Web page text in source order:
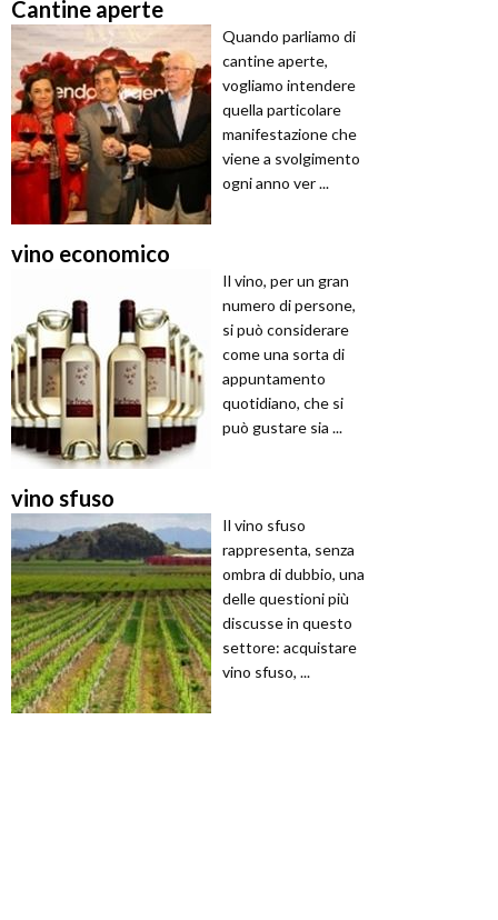
Cantine aperte
Quando parliamo di
cantine aperte,
vogliamo intendere
quella particolare
manifestazione che
viene a svolgimento
ogni anno ver ...
vino economico
Il vino, per un gran
numero di persone,
si può considerare
come una sorta di
appuntamento
quotidiano, che si
può gustare sia ...
vino sfuso
Il vino sfuso
rappresenta, senza
ombra di dubbio, una
delle questioni più
discusse in questo
settore: acquistare
vino sfuso, ...